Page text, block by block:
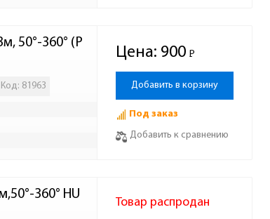
50°-360° (P
Код: 81963
Цена: 900 Р
-
Добавить в корзину
Под заказ
Добавить к сравнению
360° HU
Товар распродан